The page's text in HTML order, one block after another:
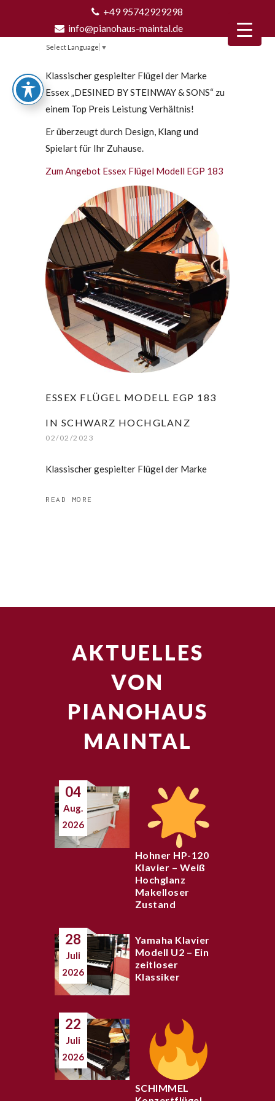
+49 95742929298
info@pianohaus-maintal.de
Select Language ▼
Klassischer gespielter Flügel der Marke
Essex „DESINED BY STEINWAY & SONS“ zu
einem Top Preis Leistung Verhältnis!
Er überzeugt durch Design, Klang und
Spielart für Ihr Zuhause.
Zum Angebot Essex Flügel Modell EGP 183
ESSEX FLÜGEL MODELL EGP 183
IN SCHWARZ HOCHGLANZ
02/02/2023
Klassischer gespielter Flügel der Marke
READ MORE
AKTUELLES
VON
PIANOHAUS
MAINTAL
04
Aug.
2026
Hohner HP-120
Klavier – Weiß
Hochglanz
Makelloser
Zustand
28
Juli
2026
Yamaha Klavier
Modell U2 – Ein
zeitloser
Klassiker
22
Juli
2026
SCHIMMEL